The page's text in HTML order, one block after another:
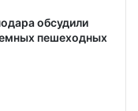
обсудили
пешеходных